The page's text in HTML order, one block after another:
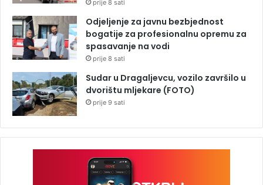
prije 8 sati
Odjeljenje za javnu bezbjednost
bogatije za profesionalnu opremu za
spasavanje na vodi
prije 8 sati
Sudar u Dragaljevcu, vozilo završilo u
dvorištu mljekare (FOTO)
prije 9 sati